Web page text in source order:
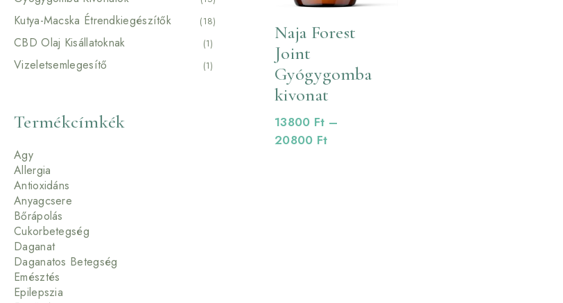
Naja Forest
Joint
Gyógygomba
kivonat
13800 Ft –
20800 FtÁrtartomány:
Kutya-Macska Étrendkiegészítők (18)
CBD Olaj Kisállatoknak (1)
Vizeletsemlegesítő (1)
Termékcímkék
Agy
Allergia
Antioxidáns
Anyagcsere
Bőrápolás
Cukorbetegség
Daganat
Daganatos Betegség
Emésztés
Epilepszia